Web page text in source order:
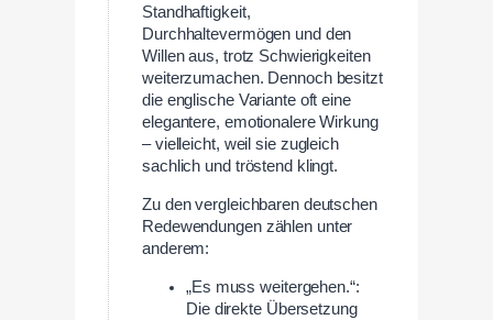
Standhaftigkeit,
Durchhaltevermögen und den
Willen aus, trotz Schwierigkeiten
weiterzumachen. Dennoch besitzt
die englische Variante oft eine
elegantere, emotionalere Wirkung
– vielleicht, weil sie zugleich
sachlich und tröstend klingt.
Zu den vergleichbaren deutschen
Redewendungen zählen unter
anderem:
„Es muss weitergehen.“:
Die direkte Übersetzung